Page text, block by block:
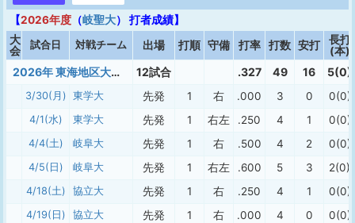
【2026年度 （岐聖大） 打者成績】
大
会
試合日 対戦チーム 出場 打順 守備 打率 打数 安打
長打
(本)
2026年 東海地区大学春季 岐阜 12試合 .327 49 16 5(0)
3/30(月) 東学大 先発 1 右 .000 3 0 0(0)
4/1(水) 東学大 先発 1 右左 .250 4 1 0(0)
4/4(土) 岐阜大 先発 1 右 .500 4 2 0(0)
4/5(日) 岐阜大 先発 1 右左 .600 5 3 2(0)
4/18(土) 協立大 先発 1 右 .250 4 1 0(0)
4/19(日) 協立大 先発 1 右 .000 4 0 0(0)